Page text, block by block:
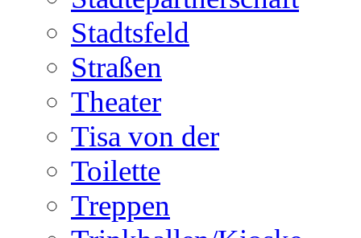
Stadtsfeld
Straßen
Theater
Tisa von der
Toilette
Treppen